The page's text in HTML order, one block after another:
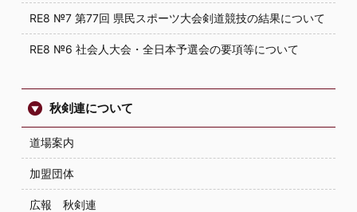
RE8 №7 第77回 県民スポーツ大会剣道競技の結果について
RE8 №6 社会人大会・全日本予選会の要項等について
秋剣連について
道場案内
加盟団体
広報 秋剣連